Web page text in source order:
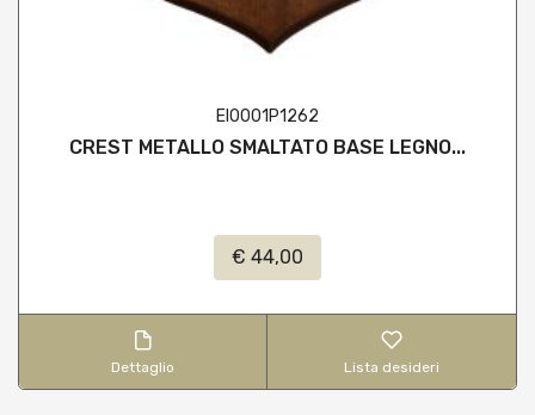
EI0001P1262
CREST METALLO SMALTATO BASE LEGNO...
€ 44,00
Dettaglio Lista desideri